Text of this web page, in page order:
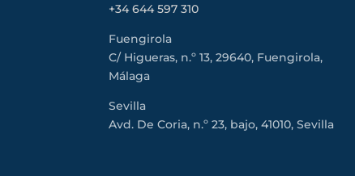
+34 644 597 310
Fuengirola
C/ Higueras, n.º 13, 29640, Fuengirola,
Málaga
Sevilla
Avd. De Coria, n.º 23, bajo, 41010, Sevilla